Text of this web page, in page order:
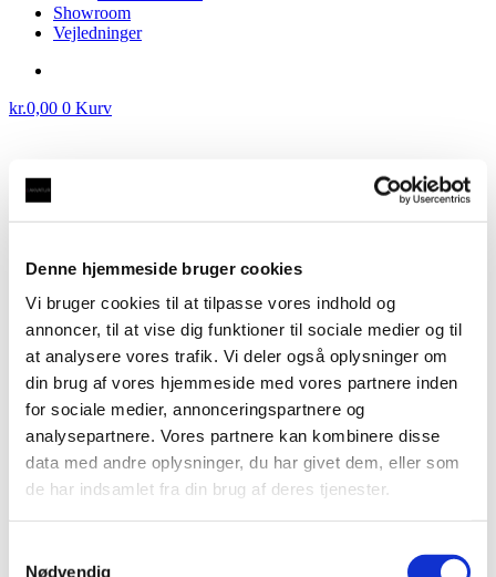
Denne hjemmeside bruger cookies
Vi bruger cookies til at tilpasse vores indhold og
annoncer, til at vise dig funktioner til sociale medier og til
at analysere vores trafik. Vi deler også oplysninger om
din brug af vores hjemmeside med vores partnere inden
for sociale medier, annonceringspartnere og
analysepartnere. Vores partnere kan kombinere disse
data med andre oplysninger, du har givet dem, eller som
de har indsamlet fra din brug af deres tjenester.
Nødvendig
Showroom
Vejledninger
kr.0,00 0 Kurv
inkl. kalkfilter i børstet med firkantet tud
DEMOVANDHANE: Taurus 3-1 FLEX, fleksibel
udtræksslange med kogende vand inkl. kalkfilter i
børstet med rund tud kr. 3.500,00
DEMOVANDHANE: Taurus 3-1
med kogende vand inkl. kalkfilter
i krom med rund tud
kr.3.500,00
Komplet sæt: